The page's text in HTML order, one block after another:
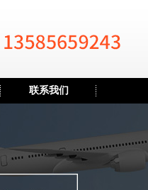
联系我们